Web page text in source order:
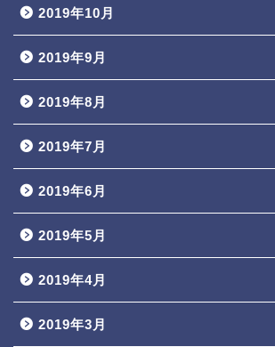
2019年10月
2019年9月
2019年8月
2019年7月
2019年6月
2019年5月
2019年4月
2019年3月